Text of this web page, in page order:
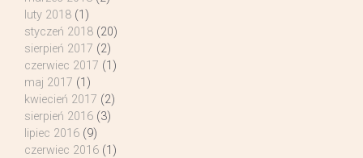
luty 2018 (1)
styczeń 2018 (20)
sierpień 2017 (2)
czerwiec 2017 (1)
maj 2017 (1)
kwiecień 2017 (2)
sierpień 2016 (3)
lipiec 2016 (9)
czerwiec 2016 (1)